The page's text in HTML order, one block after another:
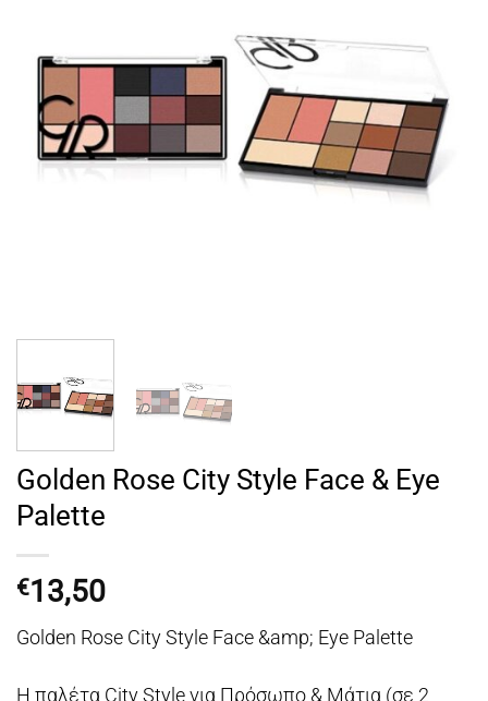
Golden Rose City Style Face & Eye
Palette
€13,50
Golden Rose City Style Face &amp; Eye Palette
Η παλέτα City Style για Πρόσωπο & Μάτια (σε 2